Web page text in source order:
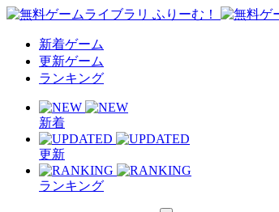
新着ゲーム
更新ゲーム
ランキング
新着
更新
ランキング